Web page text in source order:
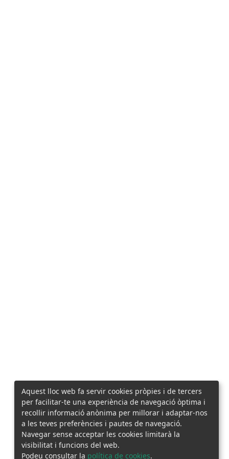
Aquest lloc web fa servir cookies pròpies i de tercers
per facilitar-te una experiència de navegació òptima i
recollir informació anònima per millorar i adaptar-nos
a les teves preferències i pautes de navegació.
Navegar sense acceptar les cookies limitarà la
visibilitat i funcions del web.
Podeu consultar la política de cookies.